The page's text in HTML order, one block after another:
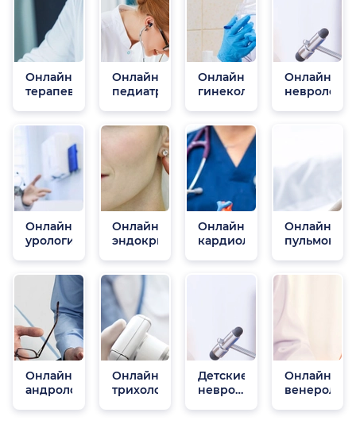
Онлайн
терапевты
Онлайн
педиатры
Онлайн
гинекологи
Онлайн
неврологи
Онлайн
урологи
Онлайн
эндокринологи
Онлайн
кардиологи
Онлайн
Онлайн
андрологи
Онлайн
трихологи
Детские
неврологи
Онлайн
венерологи